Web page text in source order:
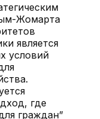
Жомарта
является
условий
где
граждан”